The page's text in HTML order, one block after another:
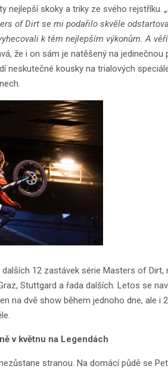
nejlepší skoky a triky ze svého rejstříku.
of Dirt se mi podařilo skvěle
k těm nejlepším výkonům. A
že i on sám je natěšený na
neskutečné kousky na trialových
12 zastávek série Masters of
Stuttgard a řada dalších. Letos se
na dvě show během jednoho dne, ale i
v květnu na Legendách
stranou. Na domácí půdě se